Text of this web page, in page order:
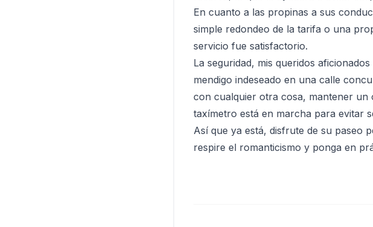
En cuanto a las propinas a sus
simple redondeo de la tarifa o una
servicio fue satisfactorio.
La seguridad, mis queridos
mendigo indeseado en una calle
con cualquier otra cosa, mantener un
taxímetro está en marcha para evitar
Así que ya está, disfrute de su paseo
respire el romanticismo y ponga en